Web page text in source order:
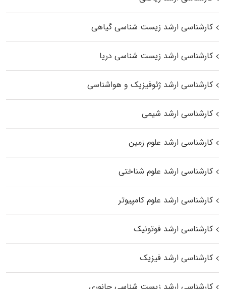
کارشناسی ارشد زیست‌ شناسی گیاهی
کارشناسی ارشد زیست‌ شناسی دریا
کارشناسی ارشد ژئوفیزیک و هواشناسی
کارشناسی ارشد شیمی
کارشناسی ارشد علوم زمین
کارشناسی ارشد علوم شناختی
کارشناسی ارشد علوم کامپیوتر
کارشناسی ارشد فوتونیک
کارشناسی ارشد فیزیک